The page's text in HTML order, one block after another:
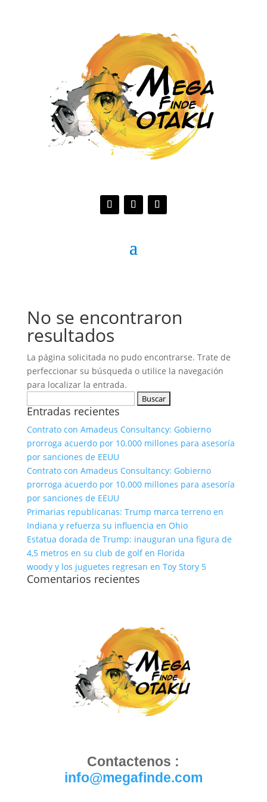
No se encontraron
resultados
La página solicitada no pudo encontrarse. Trate de
perfeccionar su búsqueda o utilice la navegación
para localizar la entrada.
Entradas recientes
Contrato con Amadeus Consultancy: Gobierno
prorroga acuerdo por 10.000 millones para asesoría
por sanciones de EEUU
Contrato con Amadeus Consultancy: Gobierno
prorroga acuerdo por 10.000 millones para asesoría
por sanciones de EEUU
Primarias republicanas: Trump marca terreno en
Indiana y refuerza su influencia en Ohio
Estatua dorada de Trump: inauguran una figura de
4,5 metros en su club de golf en Florida
woody y los juguetes regresan en Toy Story 5
Comentarios recientes
Contactenos :
info@megafinde.com